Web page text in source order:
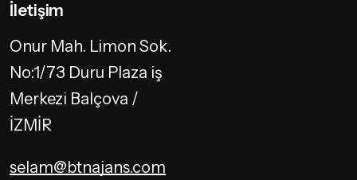
İletişim
Onur Mah. Limon Sok.
No:1/73 Duru Plaza iş
Merkezi Balçova /
İZMİR
selam@btnajans.com